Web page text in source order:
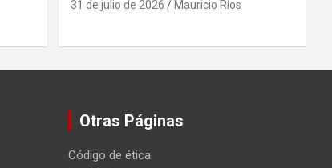
31 de julio de 2026 Mauricio Ríos
Otras Páginas
Código de ética